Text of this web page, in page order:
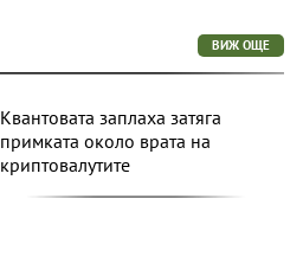
ВИЖ ОЩЕ
Квантовата заплаха затяга
примката около врата на
криптовалутите